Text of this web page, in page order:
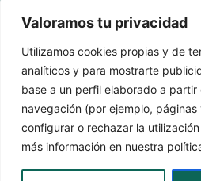
Valoramos tu privacidad
Utilizamos cookies propias y de
analíticos y para mostrarte
base a un perfil elaborado a
navegación (por ejemplo,
configurar o rechazar la
más información en nuestra
SEGUROS
Para ti
Negocios y PYMES
Seguro de viaje
Seguro para Viviendas
Seguro para teléfonos móviles